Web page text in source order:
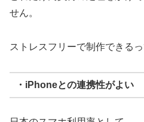
せん。
ストレスフリーで制作できる
・iPhoneとの連携性がよい